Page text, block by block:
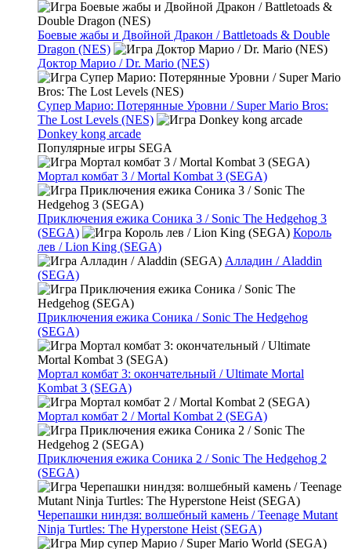
Боевые жабы и Двойной Дракон / Battletoads & Double
Dragon (NES)
Доктор Марио / Dr. Mario (NES)
Супер Марио: Потерянные Уровни / Super Mario Bros:
The Lost Levels (NES)
Donkey kong arcade
Популярные игры SEGA
Мортал комбат 3 / Mortal Kombat 3 (SEGA)
Приключения ежика Соника 3 / Sonic The Hedgehog 3
(SEGA)
Король
лев / Lion King (SEGA)
Алладин / Aladdin
(SEGA)
Приключения ежика Соника / Sonic The Hedgehog
(SEGA)
Мортал комбат 3: окончательный / Ultimate Mortal
Kombat 3 (SEGA)
Мортал комбат 2 / Mortal Kombat 2 (SEGA)
Приключения ежика Соника 2 / Sonic The Hedgehog 2
(SEGA)
Черепашки ниндзя: волшебный камень / Teenage Mutant
Ninja Turtles: The Hyperstone Heist (SEGA)